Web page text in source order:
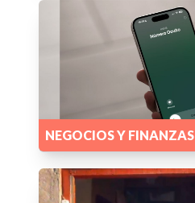
NEGOCIOS Y FINANZAS